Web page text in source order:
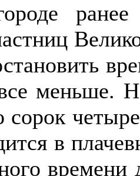
ранее
меньше.
сорок
в
времени